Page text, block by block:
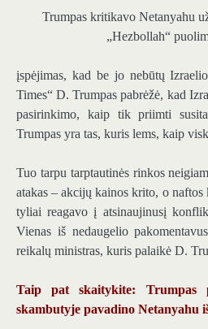
Trumpas kritikavo Netanyahu
„Hezbollah“
įspėjimas, kad be jo nebūtų
Times“ D. Trumpas pabrėžė, kad
pasirinkimo, kaip tik priimti
Trumpas yra tas, kuris lems, kaip
Tuo tarpu tarptautinės rinkos
atakas – akcijų kainos krito, o
tyliai reagavo į atsinaujinusį
Vienas iš nedaugelio
reikalų ministras, kuris palaikė D.
Taip pat skaitykite: Trumpas
skambutyje pavadino Netanyahu